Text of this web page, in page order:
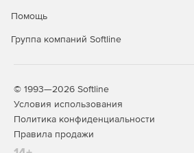
с внешними системами
агентов, автономная работа
сервером, кластеризация сервера
поддержка кластерных
Помощь
Группа компаний Softline
© 1993—2026 Softline
Условия использования
Политика конфиденциальности
Правила продажи